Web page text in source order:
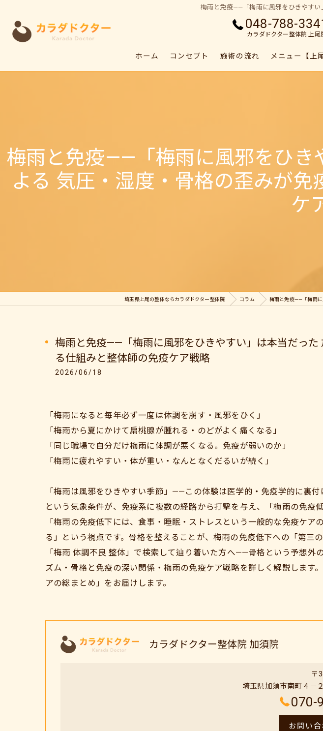
梅雨と免疫——「梅雨に風邪をひきやすい
048-788-
カラダドクター整体院 上尾
ホーム コンセプト 施術の流れ メニュー【上
梅雨と免疫——「梅雨に風邪をひき
よる 気圧・湿度・骨格の歪みが
ケ
埼玉県上尾の整体ならカラダドクター整体院 コラム 梅雨と免疫——「梅雨に
梅雨と免疫——「梅雨に風邪をひきやすい」は本当だっ
る仕組みと整体師の免疫ケア戦略
2026/06/18
「梅雨になると毎年必ず一度は体調を崩す・風邪をひく」
「梅雨から夏にかけて扁桃腺が腫れる・のどがよく痛くなる」
「同じ職場で自分だけ梅雨に体調が悪くなる。免疫が弱いのか」
「梅雨に疲れやすい・体が重い・なんとなくだるいが続く」
「梅雨は風邪をひきやすい季節」——この体験は医学的・免疫学的に裏
という気象条件が、免疫系に複数の経路から打撃を与え、「梅雨の免疫
「梅雨の免疫低下には、食事・睡眠・ストレスという一般的な免疫ケ
る」という視点です。骨格を整えることが、梅雨の免疫低下への「第三
「梅雨 体調不良 整体」で検索して辿り着いた方へ——骨格という予想
ズム・骨格と免疫の深い関係・梅雨の免疫ケア戦略を詳しく解説します
アの総まとめ」をお届けします。
カラダドクター整体院 加須院
〒
埼玉県加須市南町４－
070-
お問い